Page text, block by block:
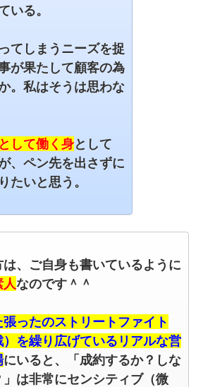
いる。
てしまうニーズを捉
が果たして顧客の為
。 私はそうは思わな
して働く身として
、ペン先を出さずに
たいと思う。
は、ご自身も書いているように
なのです＾＾
ったのストリートファイト
）を繰り広げているリアルな営
にいると、「成約するか？しな
」は非常にセンシティブ（微